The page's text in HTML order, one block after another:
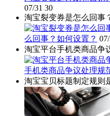
07/31 30
淘宝裂变券是怎么回事
么回事？如何设置？
淘宝平台手机类商品争
手机类商品争议处理规
淘宝宝贝标题制定规则